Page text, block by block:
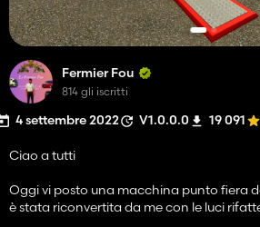
Fermier Fou
814 gli iscritti
4 settembre 2022 V1.0.0.0 19 091
Ciao a tutti
Oggi vi posto una macchina punto fiera
è stata riconvertita da me con le luci